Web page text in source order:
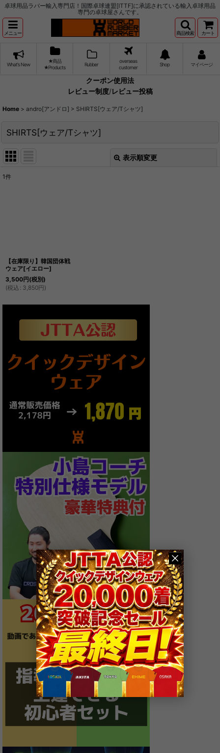
卓球用品ラバー輸入専門店！国際卓球連盟[ITTF]に承認されている輸入卓球用品
専門の卓球屋さんです。
メニュー 商品検索 カート
What's New
★商品
★Products
Rubber
overseas
customer
Shop マイページ
クーポン使用法
レビュー制度/レビュー投稿
Home > andro[アンドロ] > SHIRTS[ウェア/Tシャツ]
SHIRTS[ウェア/Tシャツ]
表示順変更
1件
【在庫限り】韓国団体戦
ウェア[イエロー]
3,500円(税別)
(税込 : 3,850円)